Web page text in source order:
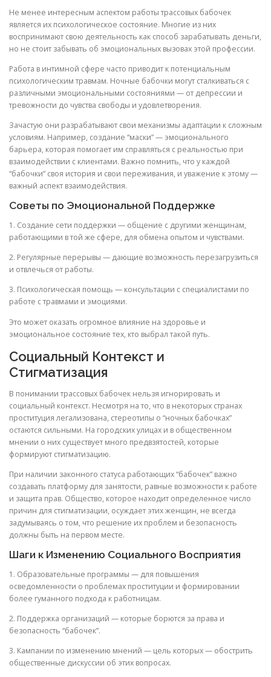
Не менее интересным аспектом работы трассовых бабочек
является их психологическое состояние. Многие из них
воспринимают свою деятельность как способ зарабатывать деньги,
но не стоит забывать об эмоциональных вызовах этой профессии.
Работа в интимной сфере часто приводит к потенциальным
психологическим травмам. Ночные бабочки могут сталкиваться с
различными эмоциональными состояниями — от депрессии и
тревожности до чувства свободы и удовлетворения.
Зачастую они разрабатывают свои механизмы адаптации к сложным
условиям. Например, создание “маски” — эмоционального
барьера, которая помогает им справляться с реальностью при
взаимодействии с клиентами. Важно помнить, что у каждой
“бабочки” своя история и свои переживания, и уважение к этому —
важный аспект взаимодействия.
Советы по Эмоциональной Поддержке
1. Создание сети поддержки — общение с другими женщинам,
работающими в той же сфере, для обмена опытом и чувствами.
2. Регулярные перерывы — дающие возможность перезагрузиться
и отвлечься от работы.
3. Психологическая помощь — консультации с специалистами по
работе с травмами и эмоциями.
Это может оказать огромное влияние на здоровье и
эмоциональное состояние тех, кто выбрал такой путь.
Социальный Контекст и
Стигматизация
В понимании трассовых бабочек нельзя игнорировать и
социальный контекст. Несмотря на то, что в некоторых странах
проституция легализована, стереотипы о “ночных бабочках”
остаются сильными. На городских улицах и в общественном
мнении о них существует много предвзятостей, которые
формируют стигматизацию.
При наличии законного статуса работающих “бабочек” важно
создавать платформу для занятости, равные возможности к работе
и защита прав. Общество, которое находит определенное число
причин для стигматизации, осуждает этих женщин, не всегда
задумываясь о том, что решение их проблем и безопасность
должны быть на первом месте.
Шаги к Изменению Социального Восприятия
1. Образовательные программы — для повышения
осведомленности о проблемах проституции и формировании
более гуманного подхода к работницам.
2. Поддержка организаций — которые борются за права и
безопасность “бабочек”.
3. Кампании по изменению мнений — цель которых — обострить
общественные дискуссии об этих вопросах.